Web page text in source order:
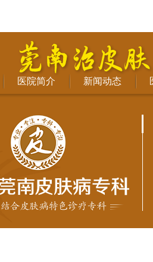
医院简介 新闻动态